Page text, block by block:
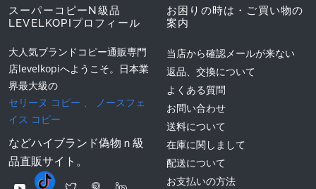
スーパーコピーN級品
LEVELKOPIプロフィール
大人気ブランドコピー通販専門
店levelkopiへようこそ。日本業
界最大級の
セリーヌ コピー 、
ノースフェ
イス コピー
などハイブランド偽物ｎ級
品直販サイト。
お困りの時は・ご買い物の
案内
当店から確認メールが来ない
返品、交換について
よくある質問
お問い合わせ
送料について
在庫に関しまして
配送について
お支払いの方法